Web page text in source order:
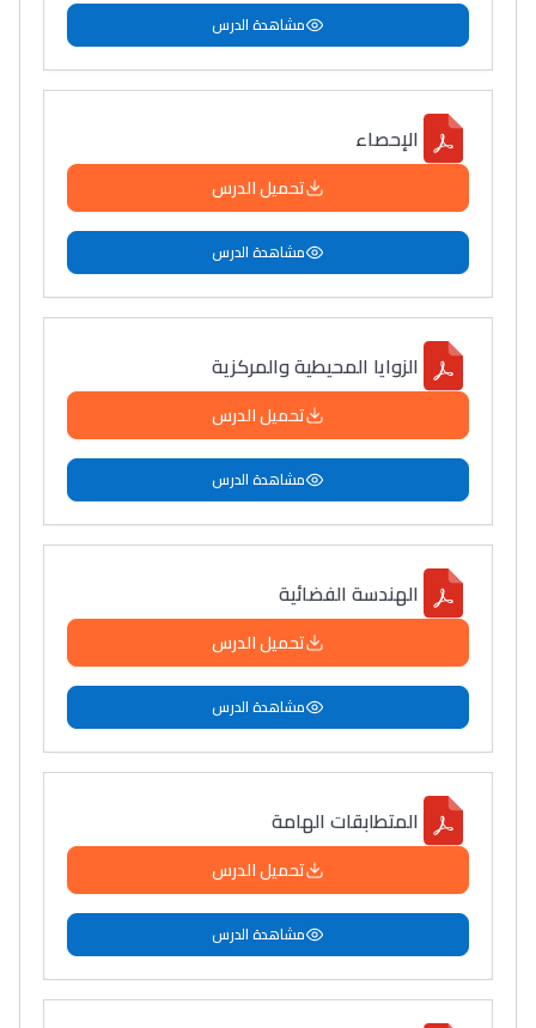
مشاهدة الدرس
الإحصاء
تحميل الدرس
مشاهدة الدرس
الزوايا المحيطية والمركزية
تحميل الدرس
مشاهدة الدرس
الهندسة الفضائية
تحميل الدرس
مشاهدة الدرس
المتطابقات الهامة
تحميل الدرس
مشاهدة الدرس